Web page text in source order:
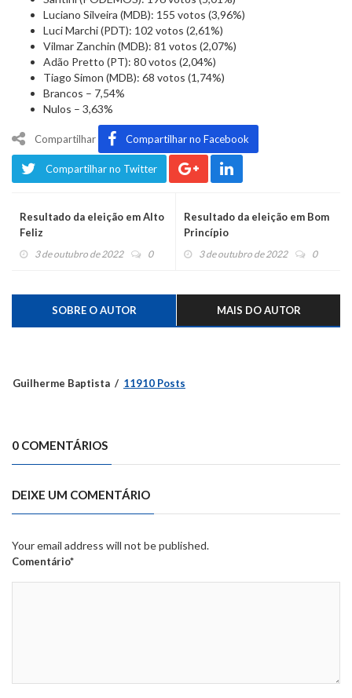
Luciano Silveira (MDB): 155 votos (3,96%)
Luci Marchi (PDT): 102 votos (2,61%)
Vilmar Zanchin (MDB): 81 votos (2,07%)
Adão Pretto (PT): 80 votos (2,04%)
Tiago Simon (MDB): 68 votos (1,74%)
Brancos – 7,54%
Nulos – 3,63%
Compartilhar Compartilhar no Facebook
Compartilhar no Twitter
Resultado da eleição em Alto
Feliz
3 de outubro de 2022 0
Resultado da eleição em Bom
Princípio
3 de outubro de 2022 0
SOBRE O AUTOR MAIS DO AUTOR
Guilherme Baptista 11910 Posts
0 COMENTÁRIOS
DEIXE UM COMENTÁRIO
Your email address will not be published.
Comentário*